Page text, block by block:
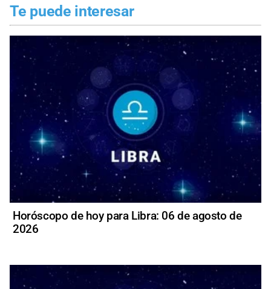
Te puede interesar
Horóscopo de hoy para Libra: 06 de agosto de
2026